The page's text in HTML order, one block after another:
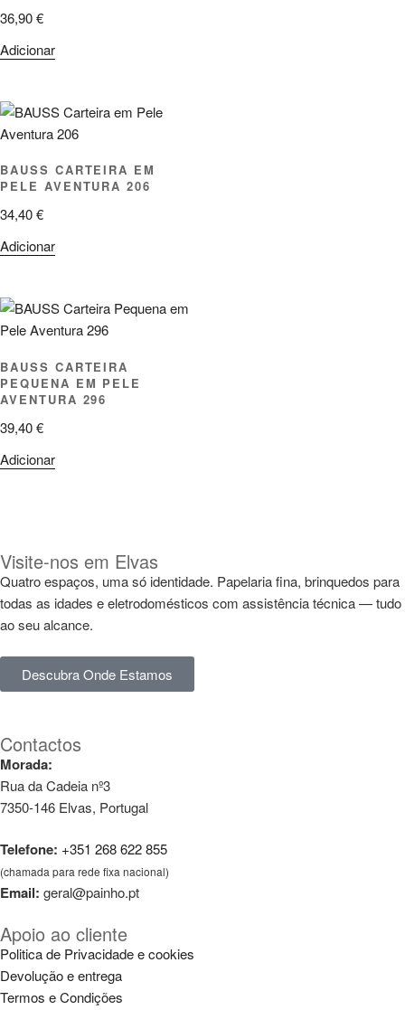
36,90€
Adicionar
BAUSS CARTEIRA EM
PELE AVENTURA 206
34,40€
Adicionar
BAUSS CARTEIRA
PEQUENA EM PELE
AVENTURA 296
39,40€
Adicionar
Visite-nos em Elvas
Quatro espaços, uma só identidade. Papelaria fina, brinquedos para
todas as idades e eletrodomésticos com assistência técnica — tudo
ao seu alcance.
Descubra Onde Estamos
Contactos
Morada:
Rua da Cadeia nº3
7350-146 Elvas, Portugal
Telefone: +351 268 622 855
(chamada para rede fixa nacional)
Email: geral@painho.pt
Apoio ao cliente
Politica de Privacidade e cookies
Devolução e entrega
Termos e Condições